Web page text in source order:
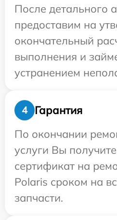
После детального
предоставим на
окончательный
выполнения и
устранением
4
Гарантия
По окончании
услуги Вы
сертификат на
Polaris сроком на
запчасти.